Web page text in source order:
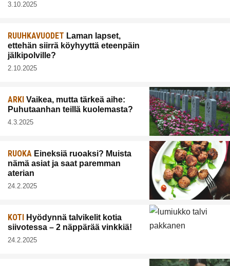
3.10.2025
RUUHKAVUODET Laman lapset,
ettehän siirrä köyhyyttä eteenpäin
jälkipolville?
2.10.2025
ARKI Vaikea, mutta tärkeä aihe:
Puhutaanhan teillä kuolemasta?
4.3.2025
RUOKA Eineksiä ruoaksi? Muista
nämä asiat ja saat paremman
aterian
24.2.2025
KOTI Hyödynnä talvikelit kotia
siivotessa – 2 näppärää vinkkiä!
24.2.2025